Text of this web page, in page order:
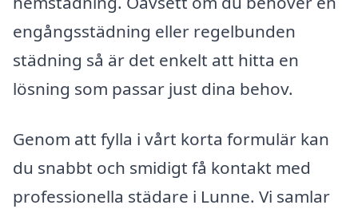
engångsstädning eller regelbunden
städning så är det enkelt att hitta en
lösning som passar just dina behov.
Genom att fylla i vårt korta formulär kan
du snabbt och smidigt få kontakt med
professionella städare i Lunne. Vi samlar